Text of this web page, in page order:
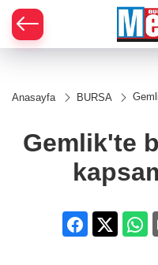
Anasayfa BURSA
Gemlik'te